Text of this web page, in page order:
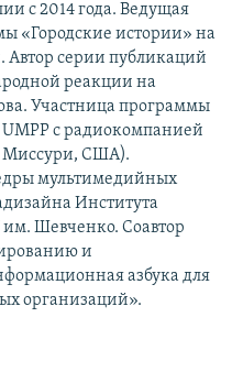
с 2014 года. Ведущая
«Городские истории» на
серии публикаций
реакции на
Участница программы
с радиокомпанией
Миссури, США).
мультимедийных
Института
Шевченко. Соавтор
и
азбука для
организаций».